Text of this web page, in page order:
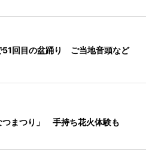
51回目の盆踊り ご当地音頭など
つまつり」 手持ち花火体験も